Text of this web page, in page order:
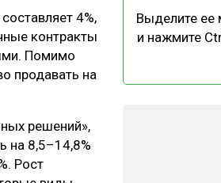
КАЛЕНДАРЬ ВЫСТАВОК
4%,
контракты
Помимо
продавать на
решений»,
на 8,5–14,8%
Рост
Выделите
и нажмите